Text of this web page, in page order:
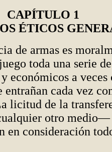
CAPÍTULO 1
ÉTICOS
de armas es
toda una serie
económicos a veces
entrañan cada vez
licitud de la
otro medio—
en consideración